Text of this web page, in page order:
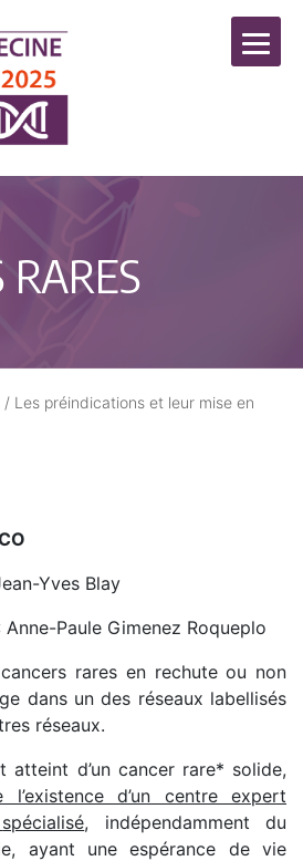
RARES
/ Les préindications et leur mise en
Yves Blay
Anne-Paule Gimenez Roqueplo
rares en rechute ou non
dans un des réseaux labellisés
réseaux.
atteint d’un cancer rare* solide,
l’existence d’un centre expert
spécialisé, indépendamment du
ayant une espérance de vie